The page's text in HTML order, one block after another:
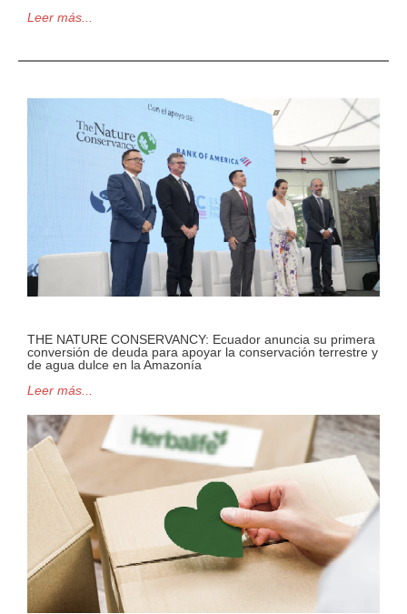
Leer más...
THE NATURE CONSERVANCY: Ecuador anuncia su primera
conversión de deuda para apoyar la conservación terrestre y
de agua dulce en la Amazonía
Leer más...